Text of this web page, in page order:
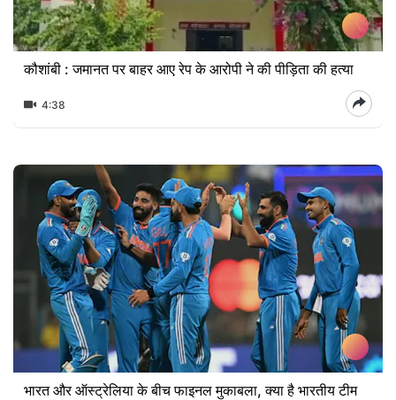
कौशांबी : जमानत पर बाहर आए रेप के आरोपी ने की पीड़िता की हत्या
4:38
भारत और ऑस्ट्रेलिया के बीच फाइनल मुकाबला, क्या है भारतीय टीम